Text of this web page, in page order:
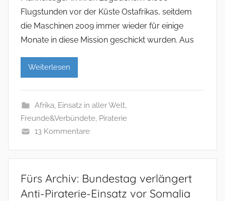
Flugstunden vor der Küste Ostafrikas, seitdem
die Maschinen 2009 immer wieder für einige
Monate in diese Mission geschickt wurden. Aus
Weiterlesen
Afrika Einsatz in aller Welt,
Freunde&Verbündete Piraterie
13 Kommentare
Fürs Archiv: Bundestag verlängert
Anti-Piraterie-Einsatz vor Somalia